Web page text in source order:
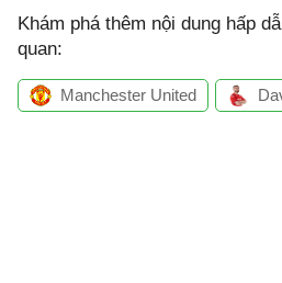
Khám phá thêm nội dung hấp
quan:
Manchester United